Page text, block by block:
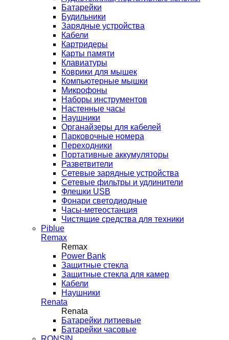
Батарейки
Будильники
Зарядные устройства
Кабели
Картридеры
Карты памяти
Клавиатуры
Коврики для мышек
Компьютерные мышки
Микрофоны
Наборы инструментов
Настенные часы
Наушники
Органайзеры для кабелей
Парковочные номера
Переходники
Портативные аккумуляторы
Разветвители
Сетевые зарядные устройства
Сетевые фильтры и удлинители
Флешки USB
Фонари светодиодные
Часы-метеостанция
Чистящие средства для техники
Piblue
Remax
Remax
Power Bank
Защитные стекла
Защитные стекла для камер
Кабели
Наушники
Renata
Renata
Батарейки литиевые
Батарейки часовые